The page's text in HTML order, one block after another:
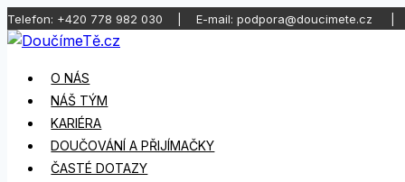
Telefon: +420 778 982 030 | E-mail: podpora@doucimete.cz |
Přeskočit
obsah
O NÁS
NÁŠ TÝM
KARIÉRA
DOUČOVÁNÍ A PŘIJÍMAČKY
ČASTÉ DOTAZY